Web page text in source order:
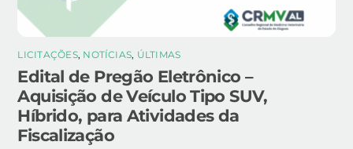
LICITAÇÕES, NOTÍCIAS, ÚLTIMAS
Edital de Pregão Eletrônico –
Aquisição de Veículo Tipo SUV,
Híbrido, para Atividades da
Fiscalização